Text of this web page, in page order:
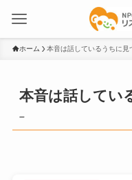
ホーム 本音は話しているうちに見
本音は話してい
–